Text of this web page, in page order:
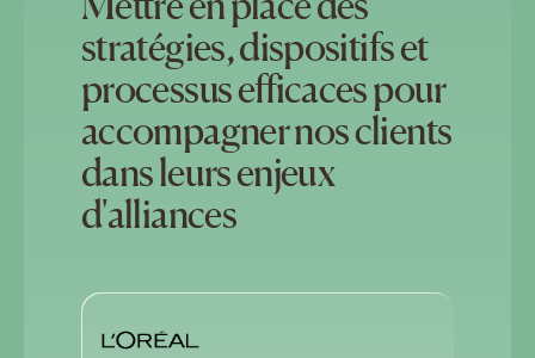
stratégies, dispositifs et
processus efficaces pour
accompagner nos clients
dans leurs enjeux
d'alliances